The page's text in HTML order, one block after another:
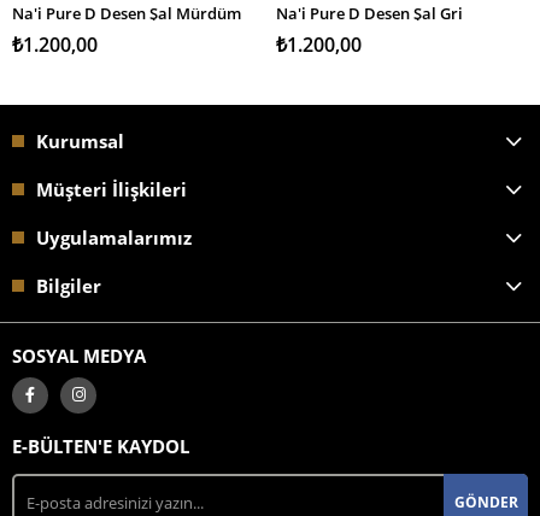
SEPETE EKLE
Na'i Pure D Desen Şal Mürdüm
₺1.200,00
SEPETE EKLE
Na'i Pure D Desen Şal Gri
₺1.200,00
Kurumsal
Müşteri İlişkileri
Uygulamalarımız
Bilgiler
SOSYAL MEDYA
E-BÜLTEN'E KAYDOL
GÖNDER